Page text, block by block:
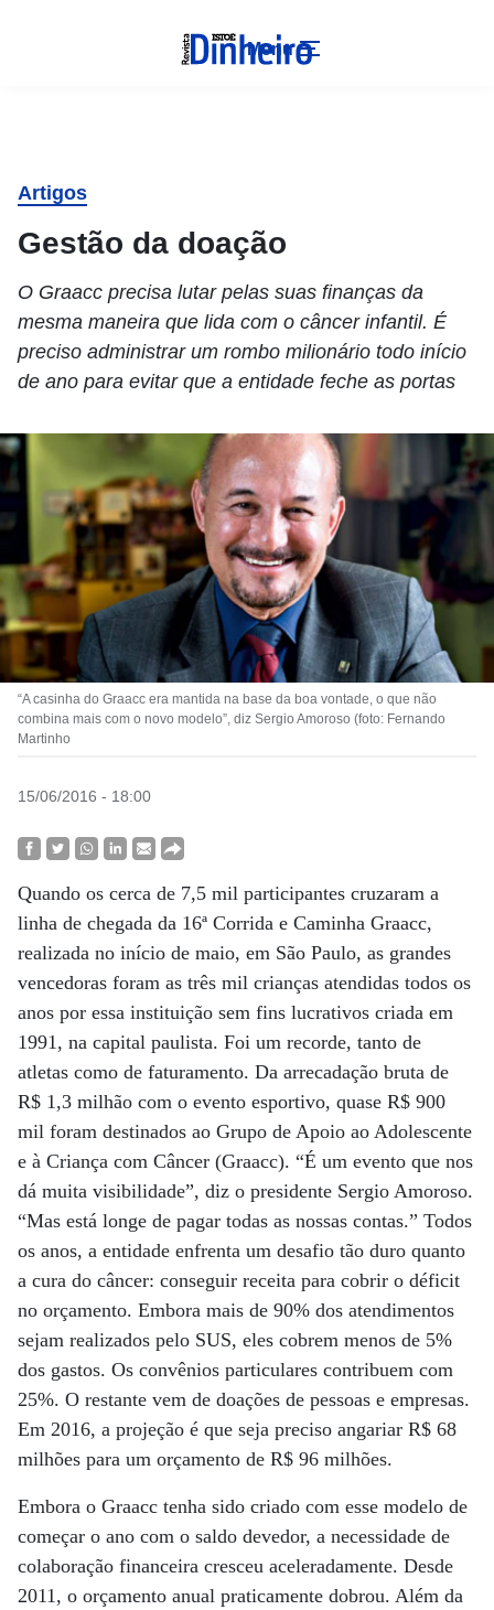
Menu
Artigos
Gestão da doação
O Graacc precisa lutar pelas suas finanças da
mesma maneira que lida com o câncer infantil. É
preciso administrar um rombo milionário todo início
de ano para evitar que a entidade feche as portas
“A casinha do Graacc era mantida na base da boa vontade, o que não
combina mais com o novo modelo”, diz Sergio Amoroso (foto: Fernando
Martinho
15/06/2016 - 18:00
Quando os cerca de 7,5 mil participantes cruzaram a
linha de chegada da 16ª Corrida e Caminha Graacc,
realizada no início de maio, em São Paulo, as grandes
vencedoras foram as três mil crianças atendidas todos os
anos por essa instituição sem fins lucrativos criada em
1991, na capital paulista. Foi um recorde, tanto de
atletas como de faturamento. Da arrecadação bruta de
R$ 1,3 milhão com o evento esportivo, quase R$ 900
mil foram destinados ao Grupo de Apoio ao Adolescente
e à Criança com Câncer (Graacc). “É um evento que nos
dá muita visibilidade”, diz o presidente Sergio Amoroso.
“Mas está longe de pagar todas as nossas contas.” Todos
os anos, a entidade enfrenta um desafio tão duro quanto
a cura do câncer: conseguir receita para cobrir o déficit
no orçamento. Embora mais de 90% dos atendimentos
sejam realizados pelo SUS, eles cobrem menos de 5%
dos gastos. Os convênios particulares contribuem com
25%. O restante vem de doações de pessoas e empresas.
Em 2016, a projeção é que seja preciso angariar R$ 68
milhões para um orçamento de R$ 96 milhões.
Embora o Graacc tenha sido criado com esse modelo de
começar o ano com o saldo devedor, a necessidade de
colaboração financeira cresceu aceleradamente. Desde
2011, o orçamento anual praticamente dobrou. Além da